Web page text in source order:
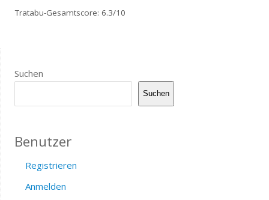
Tratabu-Gesamtscore: 6.3/10
Suchen
Suchen
Benutzer
Registrieren
Anmelden